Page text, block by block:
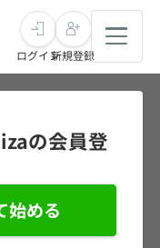
ログイン新規登録
の会員登
始める